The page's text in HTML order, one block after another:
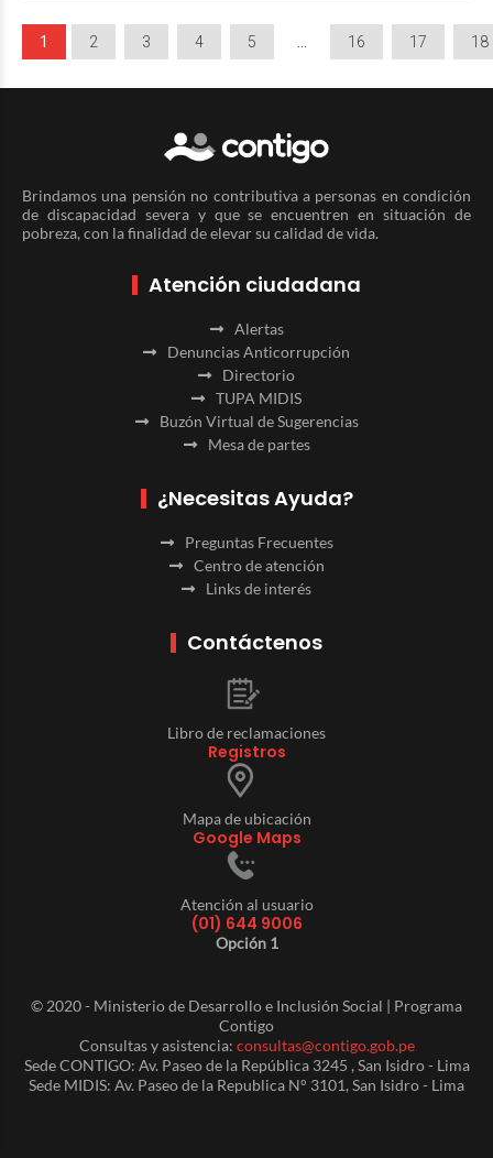
1 2 3 4 5 16 17 18
Brindamos una pensión no contributiva a personas en condición
de discapacidad severa y que se encuentren en situación de
pobreza, con la finalidad de elevar su calidad de vida.
Atención ciudadana
Alertas
Denuncias Anticorrupción
Directorio
TUPA MIDIS
Buzón Virtual de Sugerencias
Mesa de partes
¿Necesitas Ayuda?
Preguntas Frecuentes
Centro de atención
Links de interés
Contáctenos
Libro de reclamaciones
Registros
Mapa de ubicación
Google Maps
Atención al usuario
(01) 644 9006
Opción 1
© 2020 - Ministerio de Desarrollo e Inclusión Social | Programa
Contigo
Consultas y asistencia: consultas@contigo.gob.pe
Sede CONTIGO: Av. Paseo de la República 3245 , San Isidro - Lima
Sede MIDIS: Av. Paseo de la Republica N° 3101, San Isidro - Lima